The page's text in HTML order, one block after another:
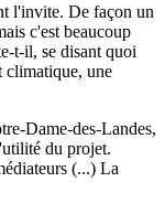
l'invite. De façon un
c'est beaucoup
t-il, se disant quoi
climatique, une
Dame-des-Landes,
du projet.
(...) La